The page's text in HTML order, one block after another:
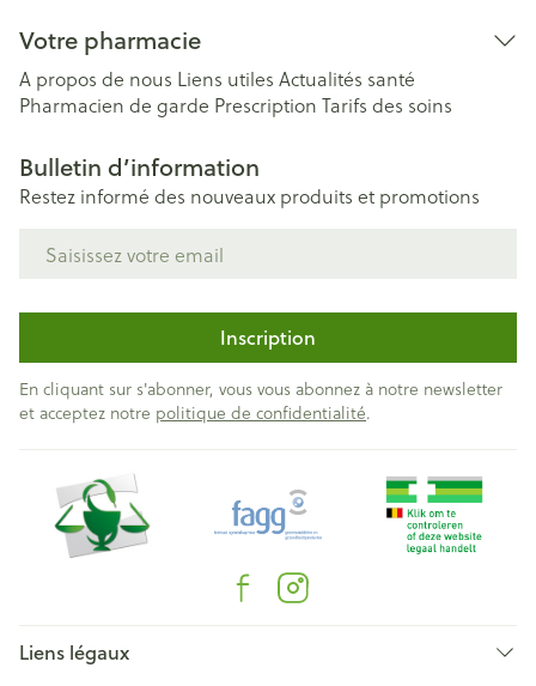
Votre pharmacie
A propos de nous Liens utiles Actualités santé
Pharmacien de garde Prescription Tarifs des soins
Bulletin d’information
Restez informé des nouveaux produits et promotions
Inscription
En cliquant sur s'abonner, vous vous abonnez à notre newsletter
et acceptez notre politique de confidentialité.
Liens légaux